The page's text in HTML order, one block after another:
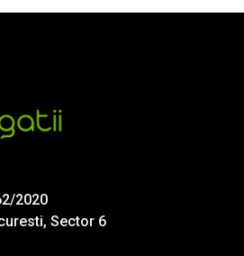
2020
Sector 6